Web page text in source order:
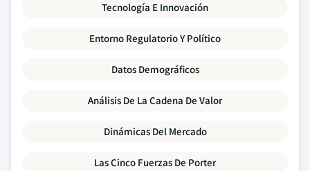
Tecnología E Innovación
Entorno Regulatorio Y Político
Datos Demográficos
Análisis De La Cadena De Valor
Dinámicas Del Mercado
Las Cinco Fuerzas De Porter